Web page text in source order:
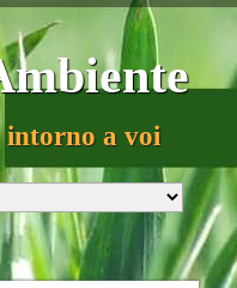
intorno a voi